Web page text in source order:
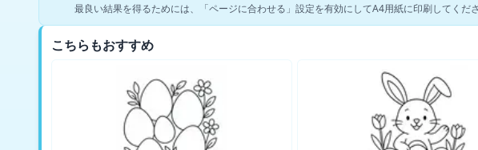
最良い結果を得るためには、「ページに合わせる」設定を有効にしてA4用紙に印刷してく
こちらもおすすめ